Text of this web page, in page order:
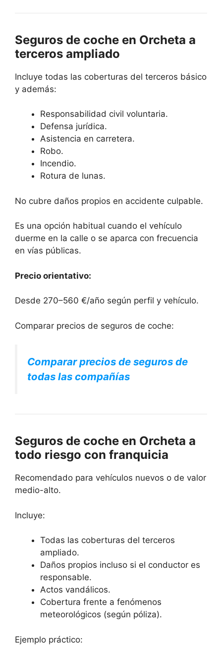
Seguros de coche en Orcheta a
terceros ampliado
Incluye todas las coberturas del terceros básico
y además:
Responsabilidad civil voluntaria.
Defensa jurídica.
Asistencia en carretera.
Robo.
Incendio.
Rotura de lunas.
No cubre daños propios en accidente culpable.
Es una opción habitual cuando el vehículo
duerme en la calle o se aparca con frecuencia
en vías públicas.
Precio orientativo:
Desde 270–560 €/año según perfil y vehículo.
Comparar precios de seguros de coche:
Comparar precios de seguros de
todas las compañías
Seguros de coche en Orcheta a
todo riesgo con franquicia
Recomendado para vehículos nuevos o de valor
medio-alto.
Incluye:
Todas las coberturas del terceros
ampliado.
Daños propios incluso si el conductor es
responsable.
Actos vandálicos.
Cobertura frente a fenómenos
meteorológicos (según póliza).
Ejemplo práctico: